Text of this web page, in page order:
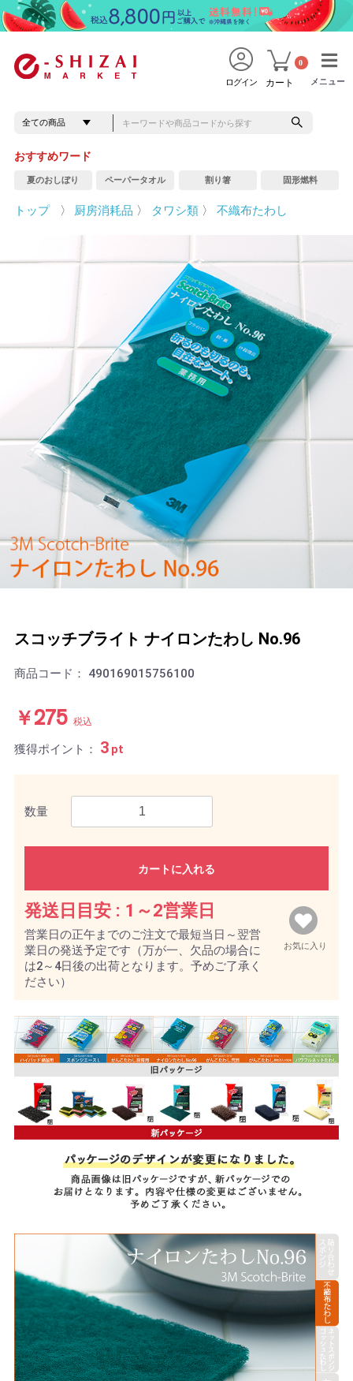
メニュー
メニュー
ログイン カート
0
おすすめワード
夏のおしぼり ペーパータオル 割り箸 固形燃料
トップ 〉 厨房消耗品 〉 タワシ類 〉 不織布たわし
スコッチブライト ナイロンたわし No.96
商品コード： 490169015756100
￥275 税込
獲得ポイント： 3 pt
数量
カートに入れる
お気に入り
発送日目安 : 1～2営業日
営業日の正午までのご注文で最短当日～翌営
業日の発送予定です（万が一、欠品の場合に
は2～4日後の出荷となります。予めご了承く
ださい）